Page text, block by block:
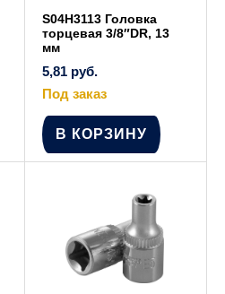
S04H3113 Головка
торцевая 3/8″DR, 13
мм
5,81 руб.
Под заказ
В КОРЗИНУ